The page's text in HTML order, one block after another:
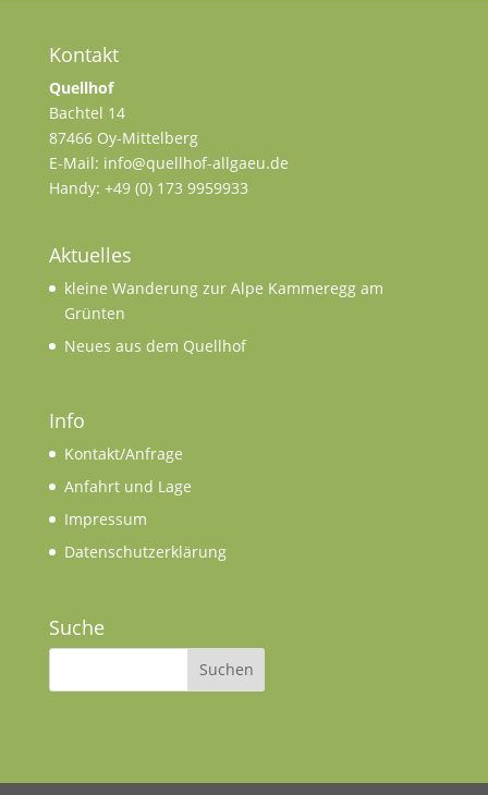
Kontakt
Quellhof
Bachtel 14
87466 Oy-Mittelberg
E-Mail: info@quellhof-allgaeu.de
Handy: +49 (0) 173 9959933
Aktuelles
kleine Wanderung zur Alpe Kammeregg am
Grünten
Neues aus dem Quellhof
Info
Kontakt/Anfrage
Anfahrt und Lage
Impressum
Datenschutzerklärung
Suche